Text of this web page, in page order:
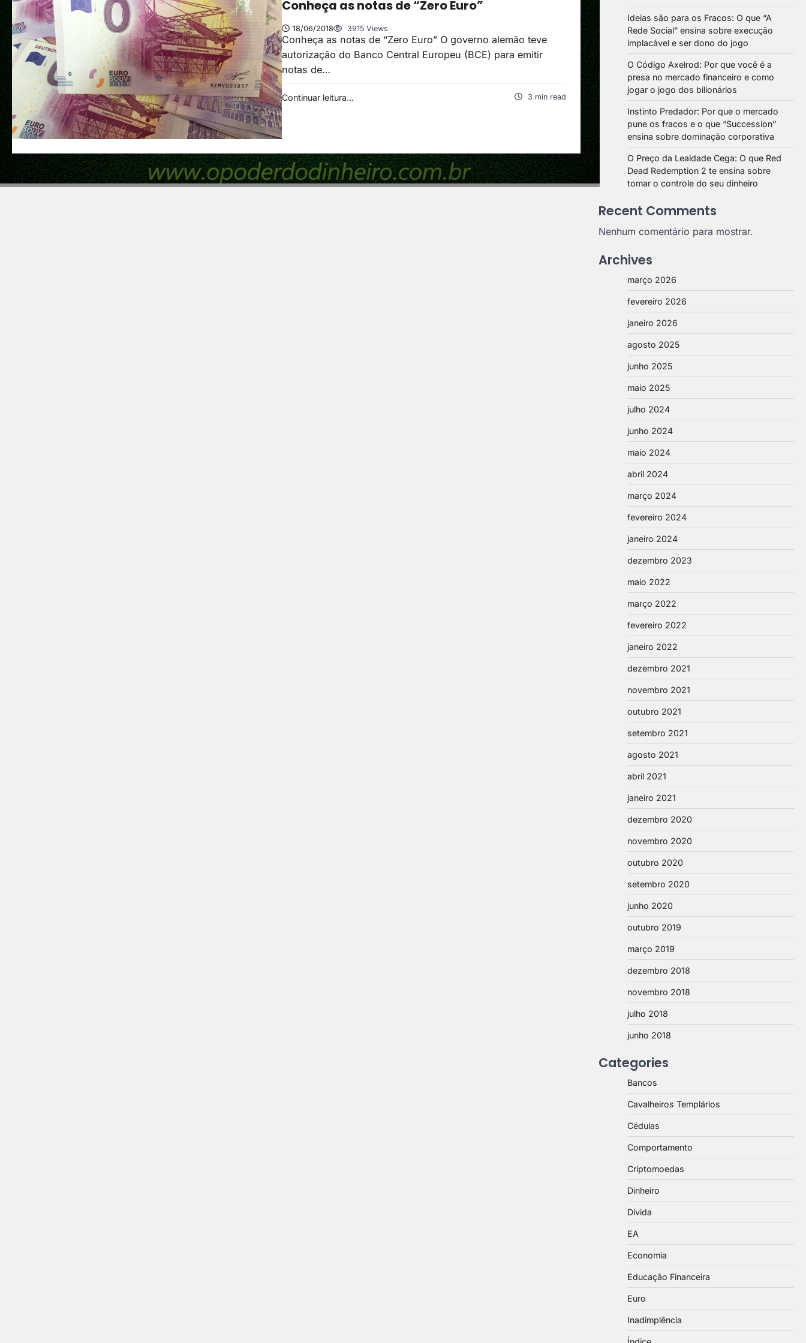
Conheça as notas de “Zero Euro”
18/06/2018 3915 Views
Conheça as notas de “Zero Euro” O governo alemão teve
autorização do Banco Central Europeu (BCE) para emitir
notas de…
Continuar leitura... 3 min read
Ideias são para os Fracos: O que “A
Rede Social” ensina sobre execução
implacável e ser dono do jogo
O Código Axelrod: Por que você é a
presa no mercado financeiro e como
jogar o jogo dos bilionários
Instinto Predador: Por que o mercado
pune os fracos e o que “Succession”
ensina sobre dominação corporativa
O Preço da Lealdade Cega: O que Red
Dead Redemption 2 te ensina sobre
tomar o controle do seu dinheiro
Recent Comments
Nenhum comentário para mostrar.
Archives
março 2026
fevereiro 2026
janeiro 2026
agosto 2025
junho 2025
maio 2025
julho 2024
junho 2024
maio 2024
abril 2024
março 2024
fevereiro 2024
janeiro 2024
dezembro 2023
maio 2022
março 2022
fevereiro 2022
janeiro 2022
dezembro 2021
novembro 2021
outubro 2021
setembro 2021
agosto 2021
abril 2021
janeiro 2021
dezembro 2020
novembro 2020
outubro 2020
setembro 2020
junho 2020
outubro 2019
março 2019
dezembro 2018
novembro 2018
julho 2018
junho 2018
Categories
Bancos
Cavalheiros Templários
Cédulas
Comportamento
Criptomoedas
Dinheiro
Dívida
EA
Economia
Educação Financeira
Euro
Inadimplência